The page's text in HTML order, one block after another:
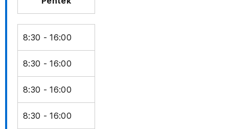
8:30 - 16:00
8:30 - 16:00
8:30 - 16:00
8:30 - 16:00